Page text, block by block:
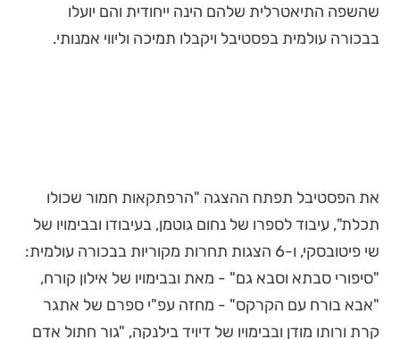
שהשפה התיאטרלית שלהם הינה ייחודית והם יועלו
בבכורה עולמית בפסטיבל ויקבלו תמיכה וליווי אמנותי.
את הפסטיבל תפתח ההצגה "הרפתקאות חמור שכולו
תכלת", עיבוד לספרו של נחום גוטמן, בעיבודו ובבימויו של
שי פיטובסקי, ו-6 הצגות תחרות מקוריות בבכורה עולמית:
"סיפורי סבתא וסבא גם" - מאת ובבימויו של אילון קורח,
"אבא בורח עם הקרקס" - מחזה עפ"י ספרם של אתגר
קרת ורותו מודן ובבימויו של דיויד בילנקה, "גור חתול אדם